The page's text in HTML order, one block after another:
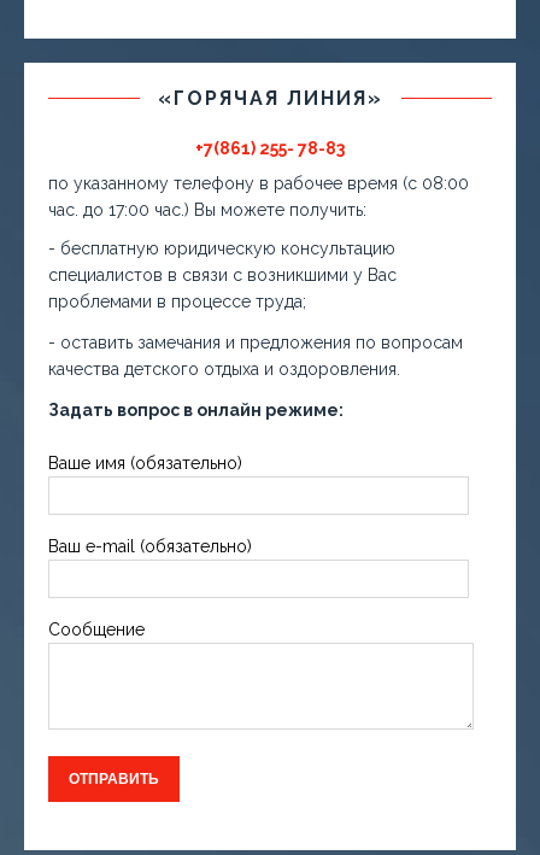
«ГОРЯЧАЯ ЛИНИЯ»
+7(861) 255- 78-83
по указанному телефону в рабочее время (с 08:00
час. до 17:00 час.) Вы можете получить:
- бесплатную юридическую консультацию
специалистов в связи с возникшими у Вас
проблемами в процессе труда;
- оставить замечания и предложения по вопросам
качества детского отдыха и оздоровления.
Задать вопрос в онлайн режиме:
Ваше имя (обязательно)
Ваш e-mail (обязательно)
Сообщение